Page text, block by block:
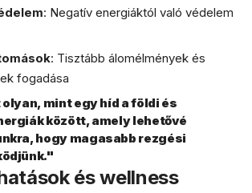
: Negatív energiáktól való védelem
: Tisztább álomélmények és
fogadása
mint egy híd a földi és
között, amely lehetővé
hogy magasabb rezgési
és wellness